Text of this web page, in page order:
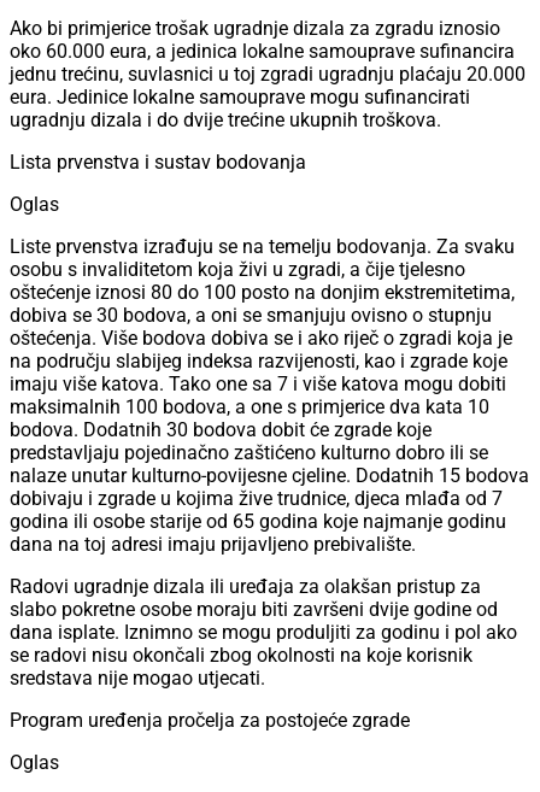
Ako bi primjerice trošak ugradnje dizala za zgradu iznosio
oko 60.000 eura, a jedinica lokalne samouprave sufinancira
jednu trećinu, suvlasnici u toj zgradi ugradnju plaćaju 20.000
eura. Jedinice lokalne samouprave mogu sufinancirati
ugradnju dizala i do dvije trećine ukupnih troškova.
Lista prvenstva i sustav bodovanja
Oglas
Liste prvenstva izrađuju se na temelju bodovanja. Za svaku
osobu s invaliditetom koja živi u zgradi, a čije tjelesno
oštećenje iznosi 80 do 100 posto na donjim ekstremitetima,
dobiva se 30 bodova, a oni se smanjuju ovisno o stupnju
oštećenja. Više bodova dobiva se i ako riječ o zgradi koja je
na području slabijeg indeksa razvijenosti, kao i zgrade koje
imaju više katova. Tako one sa 7 i više katova mogu dobiti
maksimalnih 100 bodova, a one s primjerice dva kata 10
bodova. Dodatnih 30 bodova dobit će zgrade koje
predstavljaju pojedinačno zaštićeno kulturno dobro ili se
nalaze unutar kulturno-povijesne cjeline. Dodatnih 15 bodova
dobivaju i zgrade u kojima žive trudnice, djeca mlađa od 7
godina ili osobe starije od 65 godina koje najmanje godinu
dana na toj adresi imaju prijavljeno prebivalište.
Radovi ugradnje dizala ili uređaja za olakšan pristup za
slabo pokretne osobe moraju biti završeni dvije godine od
dana isplate. Iznimno se mogu produljiti za godinu i pol ako
se radovi nisu okončali zbog okolnosti na koje korisnik
sredstava nije mogao utjecati.
Program uređenja pročelja za postojeće zgrade
Oglas